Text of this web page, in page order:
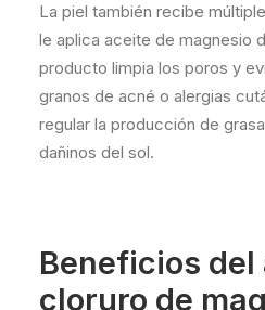
La piel también recibe
le aplica aceite de magnesio
producto limpia los poros y
granos de acné o alergias
regular la producción de
dañinos del sol.
Beneficios del
cloruro de